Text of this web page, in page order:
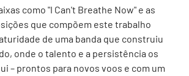
como "I Can't Breathe Now" e as
que compõem este trabalho
de uma banda que construiu
onde o talento e a persistência os
– prontos para novos voos e com um